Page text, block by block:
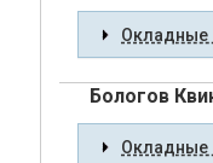
Окладные
Бологов
Окладные